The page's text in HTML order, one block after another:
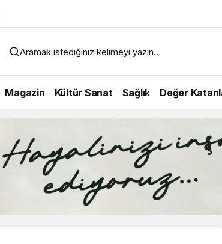
Aramak istediğiniz kelimeyi yazın..
Magazin Kültür Sanat Sağlık Değer